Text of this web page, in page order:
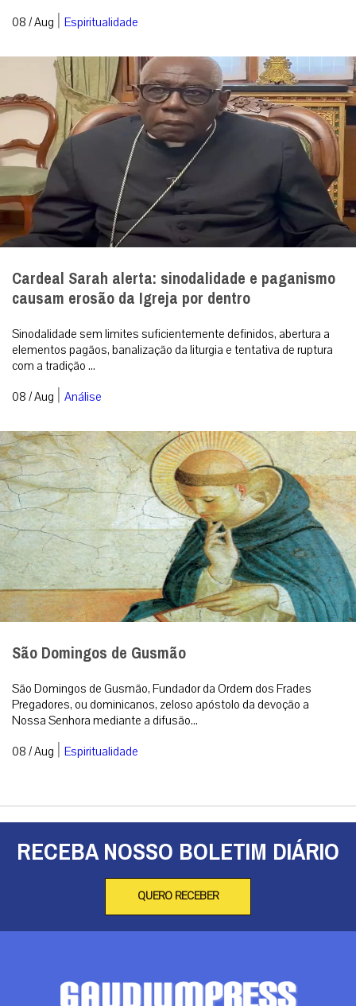
08 / Aug | Espiritualidade
Cardeal Sarah alerta: sinodalidade e paganismo
causam erosão da Igreja por dentro
Sinodalidade sem limites suficientemente definidos, abertura a
elementos pagãos, banalização da liturgia e tentativa de ruptura
com a tradição ...
08 / Aug | Análise
São Domingos de Gusmão
São Domingos de Gusmão, Fundador da Ordem dos Frades
Pregadores, ou dominicanos, zeloso apóstolo da devoção a
Nossa Senhora mediante a difusão...
08 / Aug | Espiritualidade
RECEBA NOSSO BOLETIM DIÁRIO
QUERO RECEBER